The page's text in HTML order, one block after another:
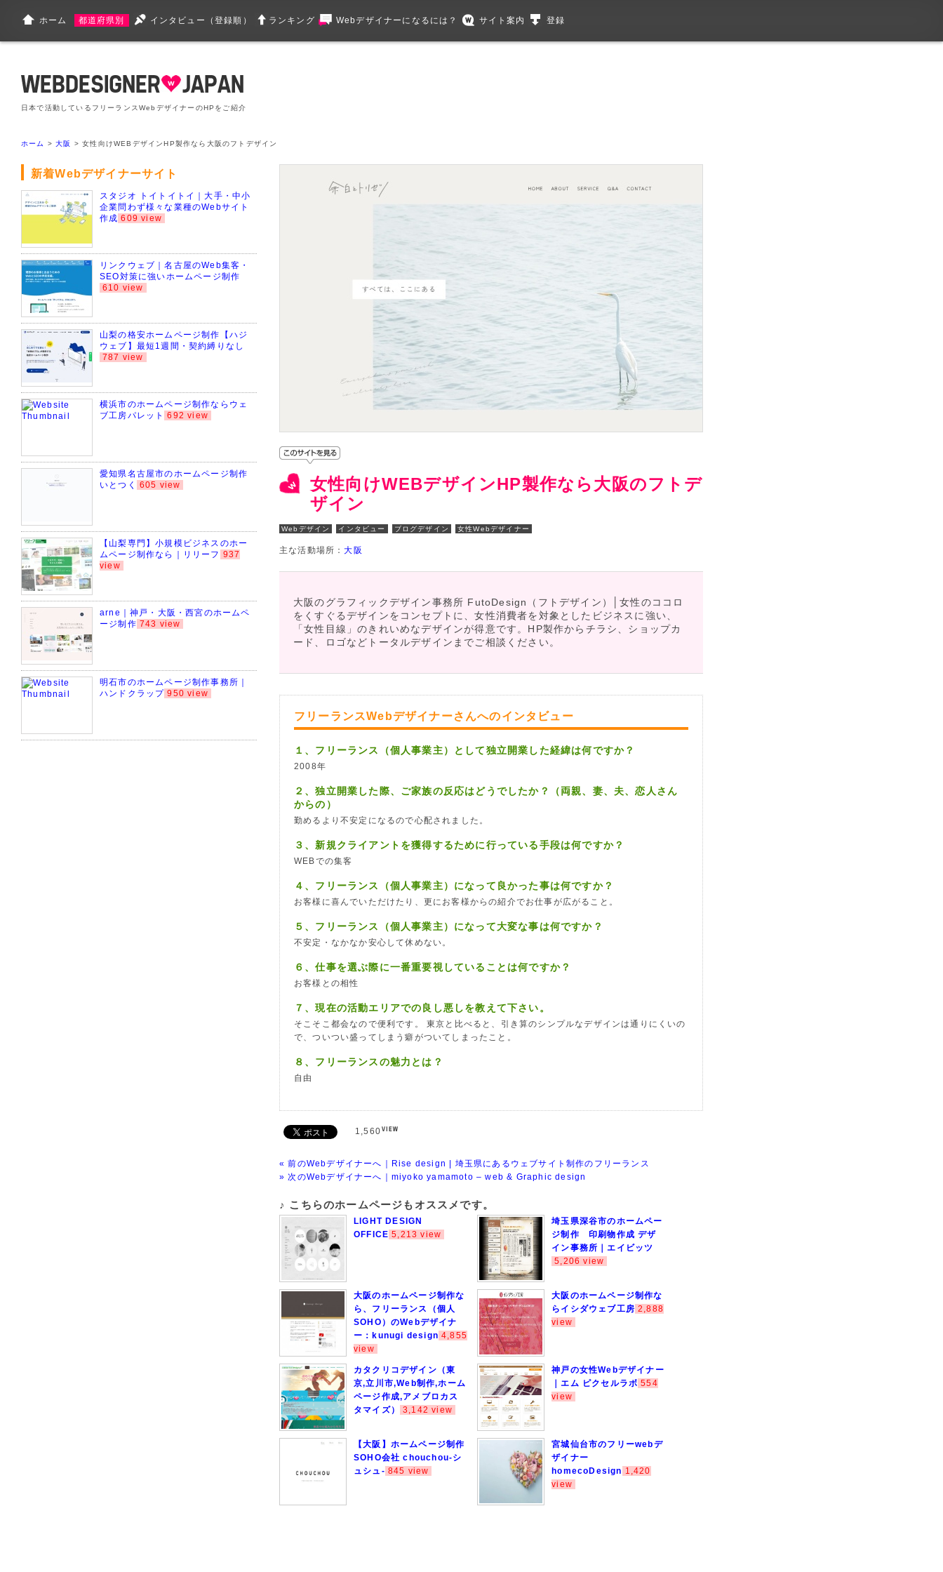
ホーム 都道府県別 インタビュー（登録順） ランキング Webデザイナーになるには？ サイト案内 登録
日本で活動しているフリーランスWebデザイナーのHPをご紹介
ホーム >大阪 > 女性向けWEBデザインHP製作なら大阪のフトデザイン
女性向けWEBデザインHP製作なら大阪のフトデ
ザイン
Webデザイン インタビュー ブログデザイン 女性Webデザイナー
主な活動場所：大阪
大阪のグラフィックデザイン事務所 FutoDesign（フトデザイン）│女性のココロ
をくすぐるデザインをコンセプトに、女性消費者を対象としたビジネスに強い、
「女性目線」のきれいめなデザインが得意です。HP製作からチラシ、ショップカ
ード、ロゴなどトータルデザインまでご相談ください。
フリーランスWebデザイナーさんへのインタビュー
１、フリーランス（個人事業主）として独立開業した経緯は何ですか？
2008年
２、独立開業した際、ご家族の反応はどうでしたか？（両親、妻、夫、恋人さん
からの）
勤めるより不安定になるので心配されました。
３、新規クライアントを獲得するために行っている手段は何ですか？
WEBでの集客
４、フリーランス（個人事業主）になって良かった事は何ですか？
お客様に喜んでいただけたり、更にお客様からの紹介でお仕事が広がること。
５、フリーランス（個人事業主）になって大変な事は何ですか？
不安定・なかなか安心して休めない。
６、仕事を選ぶ際に一番重要視していることは何ですか？
お客様との相性
７、現在の活動エリアでの良し悪しを教えて下さい。
そこそこ都会なので便利です。 東京と比べると、引き算のシンプルなデザインは通りにくいの
で、ついつい盛ってしまう癖がついてしまったこと。
８、フリーランスの魅力とは？
自由
1,560
« 前のWebデザイナーへ｜Rise design | 埼玉県にあるウェブサイト制作のフリーランス
» 次のWebデザイナーへ｜miyoko yamamoto – web & Graphic design
♪ こちらのホームページもオススメです。
LIGHT DESIGN
OFFICE 5,213 view
埼玉県深谷市のホームペー
ジ制作 印刷物作成 デザ
イン事務所｜エイビッツ
5,206 view
大阪のホームページ制作な
ら、フリーランス（個人
SOHO）のWebデザイナ
ー：kunugi design 4,855
view
大阪のホームページ制作な
らイシダウェブ工房 2,888
view
カタクリコデザイン（東
京,立川市,Web制作,ホーム
ページ作成,アメブロカス
タマイズ）
3,142 view
神戸の女性Webデザイナー
｜エム ピクセルラボ 554
view
【大阪】ホームページ制作
SOHO会社 chouchou-シ
ュシュ- 845 view
宮城仙台市のフリーwebデ
ザイナー
homecoDesign 1,420
view
新着Webデザイナーサイト
スタジオ トイトイトイ｜大手・中小
企業問わず様々な業種のWebサイト
作成 609 view
リンクウェブ｜名古屋のWeb集客・
SEO対策に強いホームページ制作
610 view
山梨の格安ホームページ制作【ハジ
ウェブ】最短1週間・契約縛りなし
787 view
横浜市のホームページ制作ならウェ
ブ工房パレット
692 view
愛知県名古屋市のホームページ制作
いとつく
605 view
【山梨専門】小規模ビジネスのホー
ムページ制作なら｜リリーフ 937
view
arne｜神戸・大阪・西宮のホームペ
ージ制作 743 view
明石市のホームページ制作事務所｜
ハンドクラップ 950 view